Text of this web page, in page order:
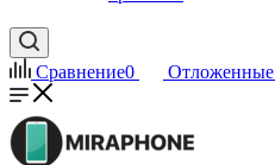
Сравнение0 Отложенные